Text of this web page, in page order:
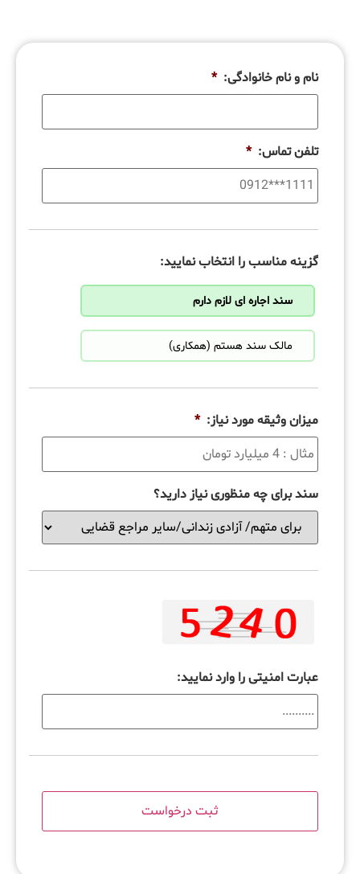
نام و نام خانوادگی: *
تلفن تماس: *
گزینه مناسب را انتخاب نمایید:
سند اجاره ای لازم دارم
مالک سند هستم (همکاری)
میزان وثیقه مورد نیاز: *
سند برای چه منظوری نیاز دارید؟
عبارت امنیتی را وارد نمایید: